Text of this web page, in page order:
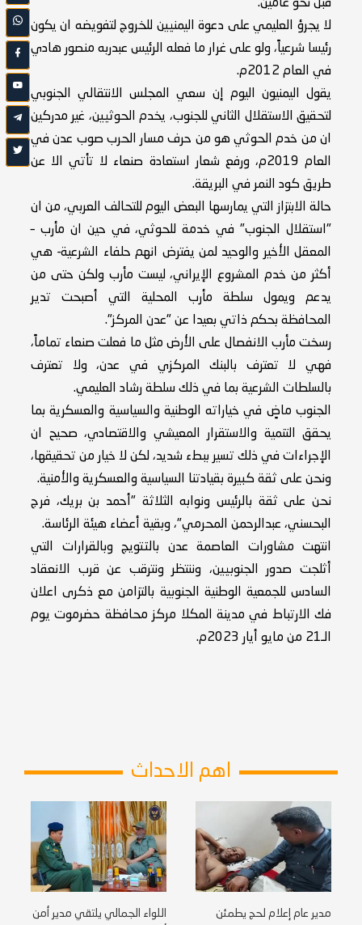
قبل نحو عامين.
لا يجرؤ العليمي على دعوة اليمنيين للخروج لتفويضه ان يكون
رئيسا شرعياً، ولو على غرار ما فعله الرئيس عبدربه منصور هادي
في العام 2012م.
يقول اليمنيون اليوم إن سعي المجلس الانتقالي الجنوبي
لتحقيق الاستقلال الثاني للجنوب، يخدم الحوثيين، غير مدركين
ان من خدم الحوثي هو من حرف مسار الحرب صوب عدن في
العام 2019م، ورفع شعار استعادة صنعاء لا تأتي الا عن
طريق كود النمر في البريقة.
حالة الابتزاز التي يمارسها البعض اليوم للتحالف العربي، من ان
"استقلال الجنوب" في خدمة للحوثي، في حين ان مأرب –
المعقل الأخير والوحيد لمن يفترض انهم حلفاء الشرعية- هي
أكثر من خدم المشروع الإيراني، ليست مأرب ولكن حتى من
يدعم ويمول سلطة مأرب المحلية التي أصبحت تدير
المحافظة بحكم ذاتي بعيدا عن "عدن المركز".
رسخت مأرب الانفصال على الأرض مثل ما فعلت صنعاء تماماً،
فهي لا تعترف بالبنك المركزي في عدن، ولا تعترف
بالسلطات الشرعية بما في ذلك سلطة رشاد العليمي.
الجنوب ماضٍ في خياراته الوطنية والسياسية والعسكرية بما
يحقق التنمية والاستقرار المعيشي والاقتصادي، صحيح ان
الإجراءات في ذلك تسير ببطء شديد، لكن لا خيار من تحقيقها،
ونحن على ثقة كبيرة بقيادتنا السياسية والعسكرية والأمنية.
نحن على ثقة بالرئيس ونوابه الثلاثة "أحمد بن بريك، فرج
البحسني، عبدالرحمن المحرمي"، وبقية أعضاء هيئة الرئاسة.
انتهت مشاورات العاصمة عدن بالتتويج وبالقرارات التي
أثلجت صدور الجنوبيين، وننتظر ونترقب عن قرب الانعقاد
السادس للجمعية الوطنية الجنوبية بالتزامن مع ذكرى اعلان
فك الارتباط في مدينة المكلا مركز محافظة حضرموت يوم
الـ21 من مايو أيار 2023م.
اهم الاحداث
مدير عام إعلام لحج يطمئن
اللواء الجمالي يلتقي مدير أمن